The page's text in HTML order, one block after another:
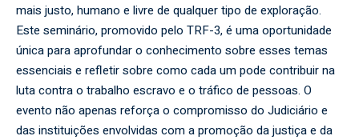
mais justo, humano e livre de qualquer tipo de exploração.
Este seminário, promovido pelo TRF-3, é uma oportunidade
única para aprofundar o conhecimento sobre esses temas
essenciais e refletir sobre como cada um pode contribuir na
luta contra o trabalho escravo e o tráfico de pessoas. O
evento não apenas reforça o compromisso do Judiciário e
das instituições envolvidas com a promoção da justiça e da